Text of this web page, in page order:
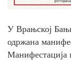
У Врањској
одржана
Манифестација